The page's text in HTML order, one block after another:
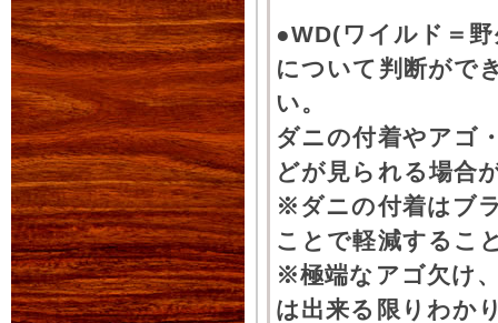
●WD(ワイルド＝
について判断がで
い。
ダニの付着やアゴ
どが見られる場合
※ダニの付着はブ
ことで軽減するこ
※極端なアゴ欠け
は出来る限りわか